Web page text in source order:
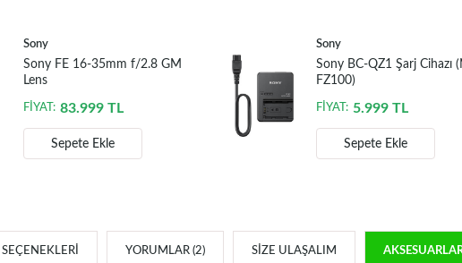
Sony
Sony FE 16-35mm f/2.8 GM
Lens
FİYAT: 83.999 TL
Sepete Ekle
Sony
Sony BC-QZ1 Şarj Cihazı
FZ100)
FİYAT: 5.999 TL
Sepete Ekle
YORUMLAR (2) SIZE ULAŞALIM